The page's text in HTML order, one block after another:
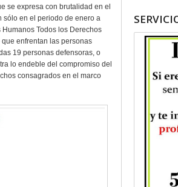
se expresa con brutalidad en el
sólo en el periodo de enero a
Todos los Derechos
enfrentan las personas
19 personas defensoras, o
lo endeble del compromiso del
consagrados en el marco